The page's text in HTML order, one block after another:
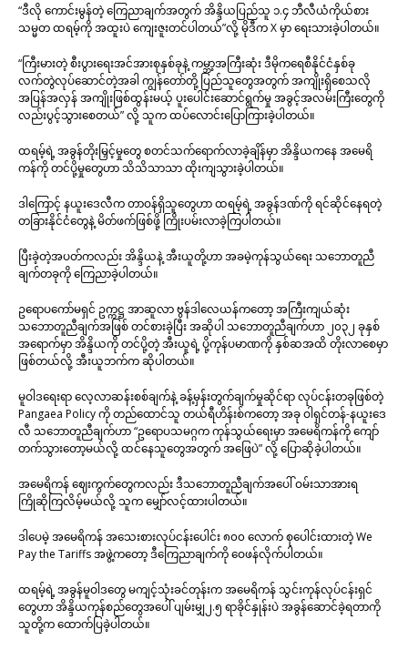
“ဒီလို ကောင်းမွန်တဲ့ ကြေညာချက်အတွက် အိန္ဒိယပြည်သူ ၁.၄ ဘီလီယံကိုယ်စား
သမ္မတ ထရမ့်ကို အထူးပဲ ကျေးဇူးတင်ပါတယ်”လို့ မိုဒီက X မှာ ရေးသားခဲ့ပါတယ်။
“ကြီးမားတဲ့ စီးပွားရေးအင်အားစုနှစ်ခုနဲ့ ကမ္ဘာ့အကြီးဆုံး ဒီမိုကရေစီနိုင်ငံနှစ်ခု
လက်တွဲလုပ်ဆောင်တဲ့အခါ ကျွန်တော်တို့ ပြည်သူတွေအတွက် အကျိုးရှိစေသလို
အပြန်အလှန် အကျိုးဖြစ်ထွန်းမယ့် ပူးပေါင်းဆောင်ရွက်မှု အခွင့်အလမ်းကြီးတွေကို
လည်းပွင့်သွားစေတယ်” လို့ သူက ထပ်လောင်းပြောကြားခဲ့ပါတယ်။
ထရမ့်ရဲ့ အခွန်တိုးမြှင့်မှုတွေ စတင်သက်ရောက်လာခဲ့ချိန်မှာ အိန္ဒိယကနေ အမေရိ
ကန်ကို တင်ပို့မှုတွေဟာ သိသိသာသာ ထိုးကျသွားခဲ့ပါတယ်။
ဒါကြောင့် နယူးဒေလီက တာဝန်ရှိသူတွေဟာ ထရမ့်ရဲ့ အခွန်ဒဏ်ကို ရင်ဆိုင်နေရတဲ့
တခြားနိုင်ငံတွေနဲ့ မိတ်ဖက်ဖြစ်ဖို့ ကြိုးပမ်းလာခဲ့ကြပါတယ်။
ပြီးခဲ့တဲ့အပတ်ကလည်း အိန္ဒိယနဲ့ အီးယူတို့ဟာ အခမဲ့ကုန်သွယ်ရေး သဘောတူညီ
ချက်တခုကို ကြေညာခဲ့ပါတယ်။
ဥရောပကော်မရှင် ဥက္ကဋ္ဌ အာဆူလာ ဗွန်ဒါလေယန်ကတော့ အကြီးကျယ်ဆုံး
သဘောတူညီချက်အဖြစ် တင်စားခဲ့ပြီး အဆိုပါ သဘောတူညီချက်ဟာ ၂၀၃၂ ခုနှစ်
အရောက်မှာ အိန္ဒိယကို တင်ပို့တဲ့ အီးယူရဲ့ ပို့ကုန်ပမာဏကို နှစ်ဆအထိ တိုးလာစေမှာ
ဖြစ်တယ်လို့ အီးယူဘက်က ဆိုပါတယ်။
မူဝါဒရေးရာ လေ့လာဆန်းစစ်ချက်နဲ့ ခန့်မှန်းတွက်ချက်မှုဆိုင်ရာ လုပ်ငန်းတခုဖြစ်တဲ့
Pangaea Policy ကို တည်ထောင်သူ တယ်ရီဟိန်းစ်ကတော့ အခု ဝါရှင်တန်-နယူးဒေ
လီ သဘောတူညီချက်ဟာ “ဥရောပသမဂ္ဂက ကုန်သွယ်ရေးမှာ အမေရိကန်ကို ကျော်
တက်သွားတော့မယ်လို့ ထင်နေသူတွေအတွက် အဖြေပဲ” လို့ ပြောဆိုခဲ့ပါတယ်။
အမေရိကန် ဈေးကွက်တွေကလည်း ဒီသဘောတူညီချက်အပေါ် ဝမ်းသာအားရ
ကြိုဆိုကြလိမ့်မယ်လို့ သူက မျှော်လင့်ထားပါတယ်။
ဒါပေမဲ့ အမေရိကန် အသေးစားလုပ်ငန်းပေါင်း ၈၀၀ လောက် စုပေါင်းထားတဲ့ We
Pay the Tariffs အဖွဲ့ကတော့ ဒီကြေညာချက်ကို ဝေဖန်လိုက်ပါတယ်။
ထရမ့်ရဲ့ အခွန်မူဝါဒတွေ မကျင့်သုံးခင်တုန်းက အမေရိကန် သွင်းကုန်လုပ်ငန်းရှင်
တွေဟာ အိန္ဒိယကုန်စည်တွေအပေါ် ပျမ်းမျှ၂.၅ ရာခိုင်နှုန်းပဲ အခွန်ဆောင်ခဲ့ရတာကို
သူတို့က ထောက်ပြခဲ့ပါတယ်။